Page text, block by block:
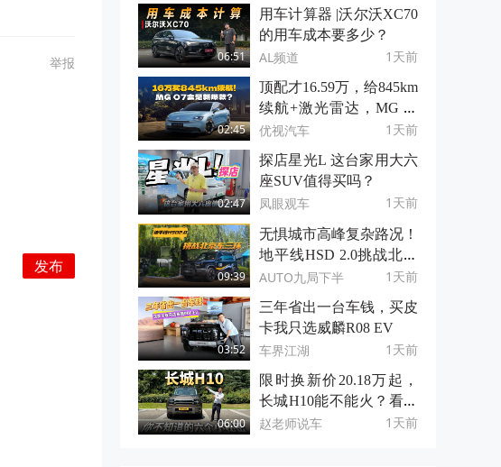
举报
发布
06:51
用车计算器 |沃尔沃XC70
的用车成本要多少？
AL频道 1天前
02:45
顶配才16.59万，给845km
续航+激光雷达，MG 07
这是掀桌子了？
优视汽车 1天前
02:47
探店星光L 这台家用大六
座SUV值得买吗？
凤眼观车 1天前
09:39
无惧城市高峰复杂路况！
地平线HSD 2.0挑战北京
东三环
AUTO九局下半 1天前
03:52
三年省出一台车钱，买皮
卡我只选威麟R08 EV
车界江湖 1天前
06:00
限时换新价20.18万起，
长城H10能不能火？看看
它的6个小秘密！
赵老师说车 1天前